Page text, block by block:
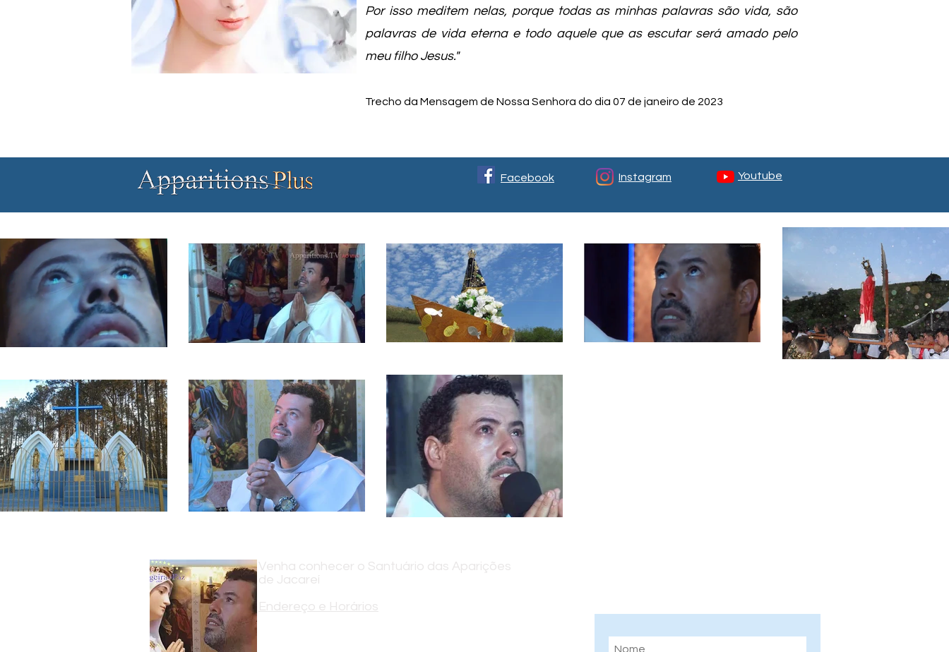
Por isso meditem nelas, porque todas as minhas palavras são vida, são
palavras de vida eterna e todo aquele que as escutar será amado pelo
meu filho Jesus."
Trecho da Mensagem de Nossa Senhora do dia 07 de janeiro de 2023
Facebook Instagram Youtube
Venha conhecer o Santuário das Aparições
de Jacareí
Endereço e Horários